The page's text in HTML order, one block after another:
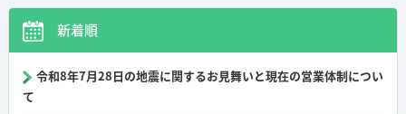
新着順
令和8年7月28日の地震に関するお見舞いと現在の営業体制につい
て